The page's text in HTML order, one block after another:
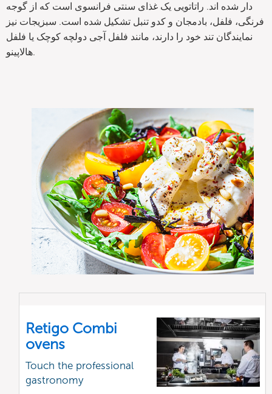
دار شده اند. راتاتویی یک غذای سنتی فرانسوی است که از گوجه
فرنگی، فلفل، بادمجان و کدو تنبل تشکیل شده است. سبزیجات نیز
نمایندگان تند خود را دارند، مانند فلفل آجی دولچه کوچک یا فلفل
هالاپینو.
Retigo Combi
ovens
Touch the professional
gastronomy